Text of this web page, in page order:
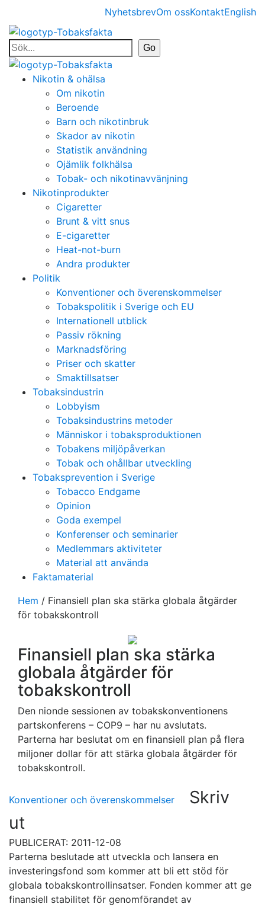
NyhetsbrevOm ossKontaktEnglish
Nikotin & ohälsa
Om nikotin
Beroende
Barn och nikotinbruk
Skador av nikotin
Statistik användning
Ojämlik folkhälsa
Tobak- och nikotinavvänjning
Nikotinprodukter
Cigaretter
Brunt & vitt snus
E-cigaretter
Heat-not-burn
Andra produkter
Politik
Konventioner och överenskommelser
Tobakspolitik i Sverige och EU
Internationell utblick
Passiv rökning
Marknadsföring
Priser och skatter
Smaktillsatser
Tobaksindustrin
Lobbyism
Tobaksindustrins metoder
Människor i tobaksproduktionen
Tobakens miljöpåverkan
Tobak och ohållbar utveckling
Tobaksprevention i Sverige
Tobacco Endgame
Opinion
Goda exempel
Konferenser och seminarier
Medlemmars aktiviteter
Material att använda
Faktamaterial
Hem / Finansiell plan ska stärka globala åtgärder
för tobakskontroll
Finansiell plan ska stärka
globala åtgärder för
tobakskontroll
Den nionde sessionen av tobakskonventionens
partskonferens – COP9 – har nu avslutats.
Parterna har beslutat om en finansiell plan på flera
miljoner dollar för att stärka globala åtgärder för
tobakskontroll.
Konventioner och överenskommelser
Skriv
ut
PUBLICERAT: 2011-12-08
Parterna beslutade att utveckla och lansera en
investeringsfond som kommer att bli ett stöd för
globala tobakskontrollinsatser. Fonden kommer att ge
finansiell stabilitet för genomförandet av